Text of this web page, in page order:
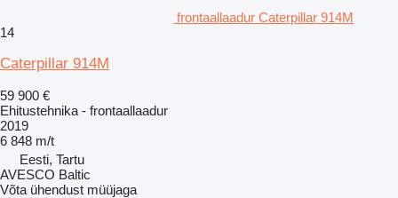
frontaallaadur Caterpillar 914M
14
Caterpillar 914M
59 900 €
Ehitustehnika - frontaallaadur
2019
6 848 m/t
Eesti, Tartu
AVESCO Baltic
Võta ühendust müüjaga